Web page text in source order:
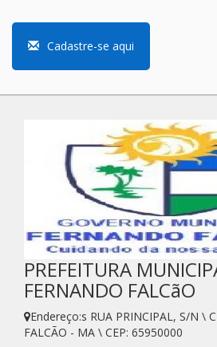
Cadastre-se aqui
PREFEITURA
FERNANDO FALCãO
Endereço:s RUA PRINCIPAL, S/N \
FALCÃO - MA \ CEP: 65950000